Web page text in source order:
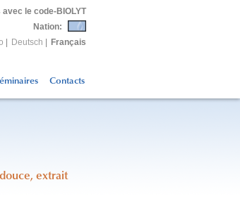
avec le code-BIOLYT
Nation:
Deutsch Français
Contacts
extrait